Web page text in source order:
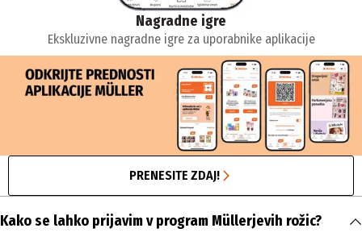
Nagradne igre
Ekskluzivne nagradne igre za uporabnike aplikacije
PRENESITE ZDAJ!
Kako se lahko prijavim v program Müllerjevih rožic?